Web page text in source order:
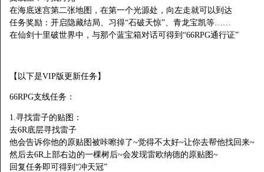
在海底迷宫第二张地图，在第一个光源处，向左走就可以到达
任务奖励：开启隐藏结局、习得“石破天惊”、青龙宝凯等……
在仙剑十里破世界中，与那个蓝宝箱对话可得到“66RPG通行证”
【以下是VIP版更新任务】
66RPG支线任务：
1.寻找雷子的贴图：
去6R底层寻找雷子
他会告诉你他的原贴图被咔嚓掉了~觉得不太好~让你去帮他找回来~
然后去6R上部右边的一棵树后~会发现雷欧纳德的原贴图~
回复任务即可得到“冲天冠”